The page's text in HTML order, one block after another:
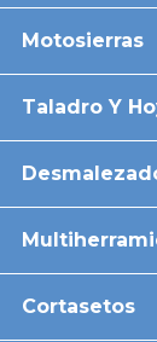
Motosierras
Taladro Y
Cortasetos